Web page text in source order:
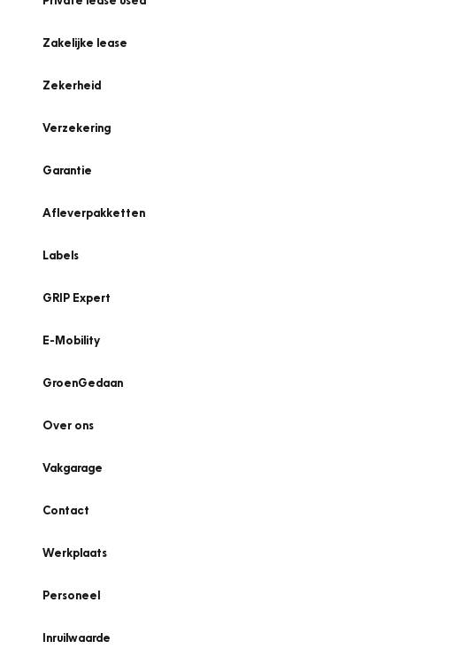
Zakelijke lease
Zekerheid
Verzekering
Garantie
Afleverpakketten
Labels
GRIP Expert
E-Mobility
GroenGedaan
Over ons
Vakgarage
Contact
Werkplaats
Personeel
Inruilwaarde